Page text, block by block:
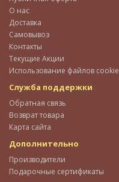
О нас
Доставка
Самовывоз
Контакты
Текущие Акции
Использование файлов cookie
Служба поддержки
Обратная связь
Возврат товара
Карта сайта
Дополнительно
Производители
Подарочные сертификаты